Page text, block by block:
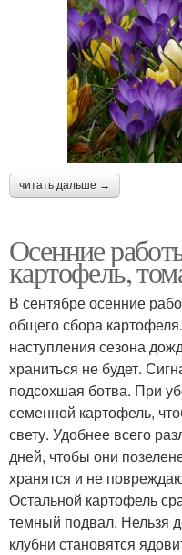
читать дальше →
Осенние
картофель,
В сентябре осенние
общего сбора
наступления сезона
храниться не будет.
подсохшая ботва. При
семенной картофель,
свету. Удобнее всего
дней, чтобы они
хранятся и не
Остальной картофель
темный подвал. Нельзя
клубни становятся